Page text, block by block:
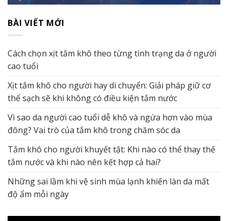
BÀI VIẾT MỚI
Cách chọn xịt tắm khô theo từng tình trạng da ở người
cao tuổi
Xịt tắm khô cho người hay di chuyển: Giải pháp giữ cơ
thể sạch sẽ khi không có điều kiện tắm nước
Vì sao da người cao tuổi dễ khô và ngứa hơn vào mùa
đông? Vai trò của tắm khô trong chăm sóc da
Tắm khô cho người khuyết tật: Khi nào có thể thay thế
tắm nước và khi nào nên kết hợp cả hai?
Những sai lầm khi vệ sinh mùa lạnh khiến làn da mất
độ ẩm mỗi ngày